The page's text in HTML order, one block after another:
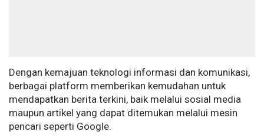
Dengan kemajuan teknologi informasi dan komunikasi,
berbagai platform memberikan kemudahan untuk
mendapatkan berita terkini, baik melalui sosial media
maupun artikel yang dapat ditemukan melalui mesin
pencari seperti Google.